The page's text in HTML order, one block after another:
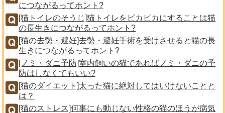
につながるってホント?
[猫トイレのそうじ]猫トイレをピカピカにすることは猫
の長生きにつながるってホント?
[猫の去勢・避妊]去勢・避妊手術を受けさせると猫の長
生きにつながるってホント?
[ノミ・ダニ予防]室内飼いの猫であればノミ・ダニの予
防はしなくてもいい?
[猫のダイエット]太った猫に絶対してはいけないことと
は？
[猫のストレス]何事にも動じない性格の猫のほうが病気